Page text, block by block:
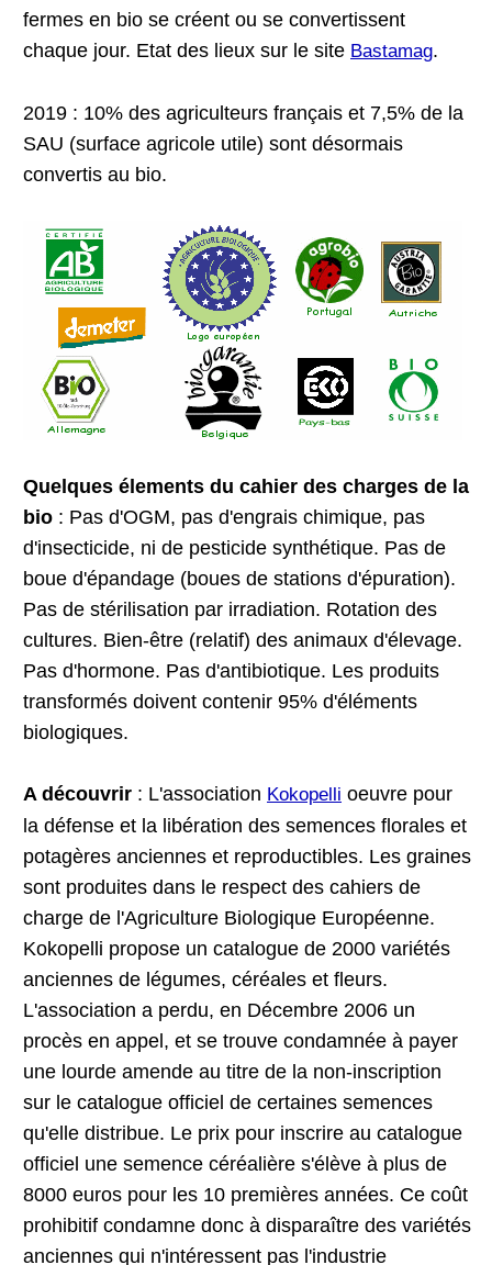
fermes en bio se créent ou se convertissent
chaque jour. Etat des lieux sur le site Bastamag.
2019 : 10% des agriculteurs français et 7,5% de la
SAU (surface agricole utile) sont désormais
convertis au bio.
Quelques élements du cahier des charges de la
bio : Pas d'OGM, pas d'engrais chimique, pas
d'insecticide, ni de pesticide synthétique. Pas de
boue d'épandage (boues de stations d'épuration).
Pas de stérilisation par irradiation. Rotation des
cultures. Bien-être (relatif) des animaux d'élevage.
Pas d'hormone. Pas d'antibiotique. Les produits
transformés doivent contenir 95% d'éléments
biologiques.
A découvrir : L'association Kokopelli oeuvre pour
la défense et la libération des semences florales et
potagères anciennes et reproductibles. Les graines
sont produites dans le respect des cahiers de
charge de l'Agriculture Biologique Européenne.
Kokopelli propose un catalogue de 2000 variétés
anciennes de légumes, céréales et fleurs.
L'association a perdu, en Décembre 2006 un
procès en appel, et se trouve condamnée à payer
une lourde amende au titre de la non-inscription
sur le catalogue officiel de certaines semences
qu'elle distribue. Le prix pour inscrire au catalogue
officiel une semence céréalière s'élève à plus de
8000 euros pour les 10 premières années. Ce coût
prohibitif condamne donc à disparaître des variétés
anciennes qui n'intéressent pas l'industrie